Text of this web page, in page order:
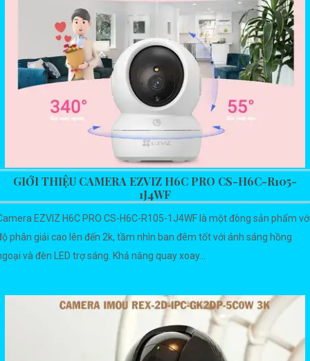
GIỚI THIỆU CAMERA EZVIZ H6C PRO CS-H6C-R105-
1J4WF
EZVIZ H6C PRO CS-H6C-R105-1J4WF là một đòng sản phẩm
phân giải cao lên đến 2k, tầm nhìn ban đêm tốt với ánh sáng hồng
và đèn LED trợ sáng. Khả năng quay xoay...